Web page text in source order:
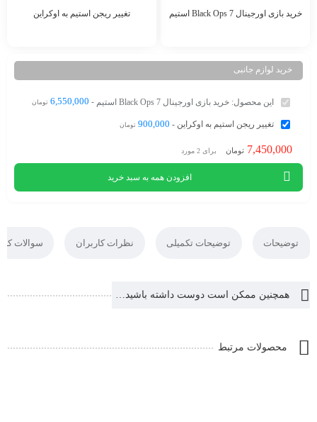
خرید بازی اورجینال Black Ops 7 استیم
افزودن
به
سبد
تغییر ریجن استیم به اوکراین
افزودن
به
سبد
خرید لوازم جانبی
این محصول: خرید بازی اورجینال Black Ops 7 استیم -
6,550,000 تومان
تغییر ریجن استیم به اوکراین -
900,000 تومان
7,450,000 تومان برای 2 مورد
افزودن همه به سبد خرید
توضیحات توضیحات تکمیلی نظرات کاربران سوالات
همچنین ممکن است دوست داشته باشید…
محصولات مرتبط